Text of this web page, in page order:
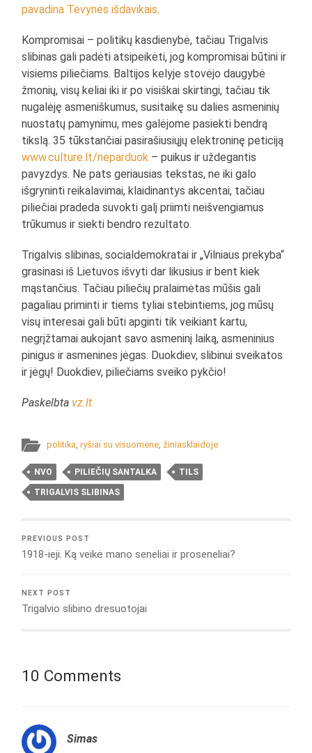
pavadina Tėvynės išdavikais.
Kompromisai – politikų kasdienybė, tačiau Trigalvis
slibinas gali padėti atsipeikėti, jog kompromisai būtini ir
visiems piliečiams. Baltijos kelyje stovėjo daugybė
žmonių, visų keliai iki ir po visiškai skirtingi, tačiau tik
nugalėję asmeniškumus, susitaikę su dalies asmeninių
nuostatų pamynimu, mes galėjome pasiekti bendrą
tikslą. 35 tūkstančiai pasirašiusiųjų elektroninę peticiją
www.culture.lt/neparduok – puikus ir uždegantis
pavyzdys. Ne pats geriausias tekstas, ne iki galo
išgryninti reikalavimai, klaidinantys akcentai, tačiau
piliečiai pradeda suvokti galį priimti neišvengiamus
trūkumus ir siekti bendro rezultato.
Trigalvis slibinas, socialdemokratai ir „Vilniaus prekyba“
grasinasi iš Lietuvos išvyti dar likusius ir bent kiek
mąstančius. Tačiau piliečių pralaimėtas mūšis gali
pagaliau priminti ir tiems tyliai stebintiems, jog mūsų
visų interesai gali būti apginti tik veikiant kartu,
negrįžtamai aukojant savo asmeninį laiką, asmeninius
pinigus ir asmenines jėgas. Duokdiev, slibinui sveikatos
ir jėgų! Duokdiev, piliečiams sveiko pykčio!
Paskelbta vz.lt
politika ,ryšiai su visuomene žiniasklaidoje
NVO PILIEČIŲ SANTALKA TILS
TRIGALVIS SLIBINAS
PREVIOUS POST
1918-ieji. Ką veikė mano seneliai ir proseneliai?
NEXT POST
Trigalvio slibino dresuotojai
10 Comments
Simas